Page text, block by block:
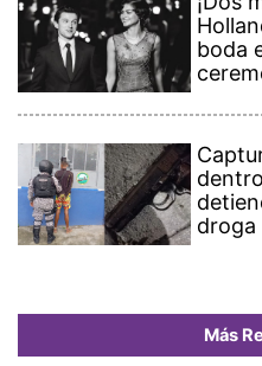
boda
droga
Más